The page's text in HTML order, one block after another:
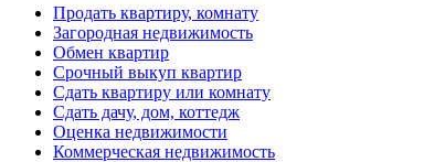
Продать квартиру, комнату
Загородная недвижимость
Обмен квартир
Срочный выкуп квартир
Сдать квартиру или комнату
Сдать дачу, дом, коттедж
Оценка недвижимости
Коммерческая недвижимость